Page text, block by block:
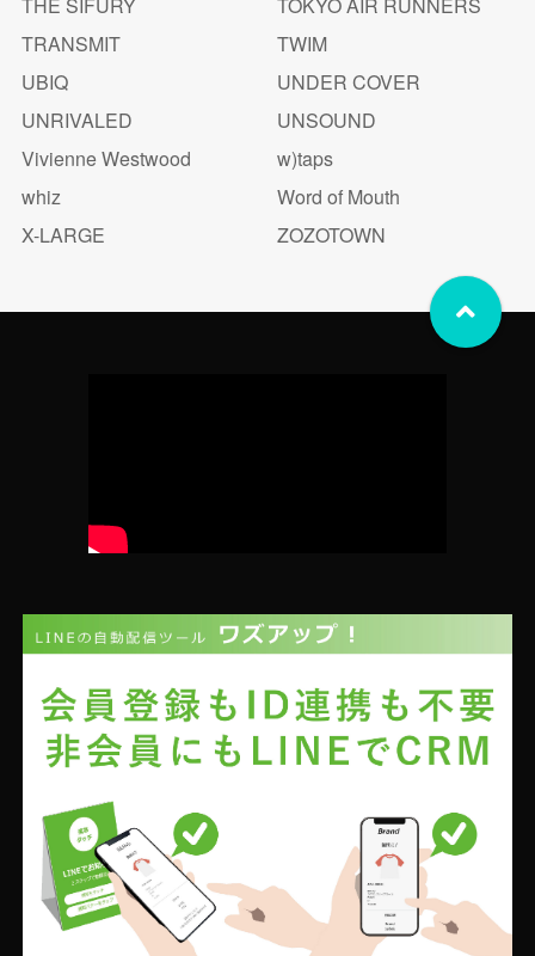
TRANSMIT
TWIM
UBIQ
UNDER COVER
UNRIVALED
UNSOUND
Vivienne Westwood
w)taps
whiz
Word of Mouth
X-LARGE
ZOZOTOWN